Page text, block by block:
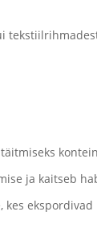
ja kaitseb